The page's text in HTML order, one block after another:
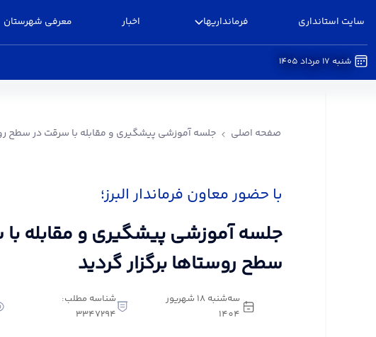
سایت استانداری فرمانداریها اخبار معرفی شهرستان
شنبه 17 مرداد 1405
صفحه اصلی جلسه آموزشی پیشگیری و مقابله با سرقت در سطح
با حضور معاون فرماندار البرز؛
جلسه آموزشی پیشگیری و مقابله
سطح روستاها برگزار گردید
سه‌شنبه 18 شهریور
1404
شناسه مطلب:
3347294